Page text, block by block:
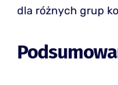
dla różnych grup